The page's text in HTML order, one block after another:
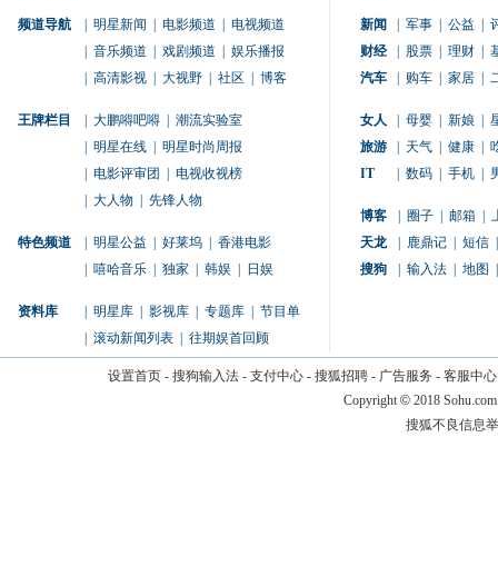
频道导航 明星新闻 电影频道
电视频道
音乐频道 戏剧频道
娱乐播报
高清影视 大视野 社区 博客
王牌栏目 大鹏嘚吧嘚
潮流实验室
明星在线
明星时尚周报
电影评审团
电视收视榜
大人物 先锋人物
特色频道 明星公益 好莱坞
香港电影
嘻哈音乐 独家 韩娱 日娱
资料库 明星库 影视库 专题库
节目单
滚动新闻列表 往期娱首回顾
新闻 军事 公益
财经
股票 理财
汽车
购车 家居
女人 母婴 新娘
旅游
天气 健康
IT
数码 手机
博客 圈子 邮箱
天龙
鹿鼎记 短信
搜狗
输入法 地图
设置首页- 搜狗输入法- 支付中心- 搜狐招聘- 广告服务 - 客服中心
Copyright © 2018
搜狐不良信息